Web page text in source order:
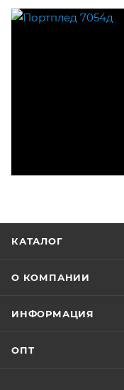
КАТАЛОГ
О КОМПАНИИ
ИНФОРМАЦИЯ
ОПТ